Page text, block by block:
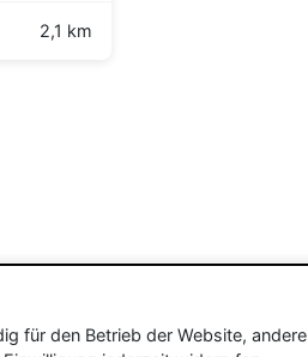
2,1 km
für den Betrieb der Website, andere